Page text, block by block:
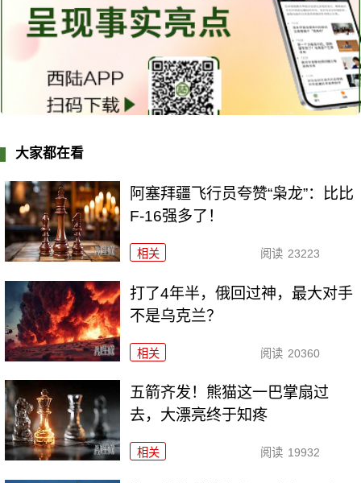
大家都在看
阿塞拜疆飞行员夸赞“枭龙”：比比
F-16强多了！
相关 阅读 23223
打了4年半，俄回过神，最大对手
不是乌克兰？
相关 阅读 20360
五箭齐发！熊猫这一巴掌扇过
去，大漂亮终于知疼
相关 阅读 19932